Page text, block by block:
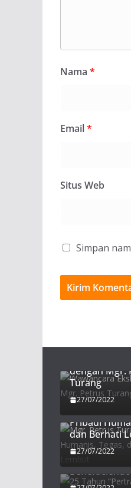
Nama *
Email*
Situs Web
Simpan
dengan Mgr.
Turang
27/07/2022
Pribadi
dan Berhati
27/07/2022
25 Tahun